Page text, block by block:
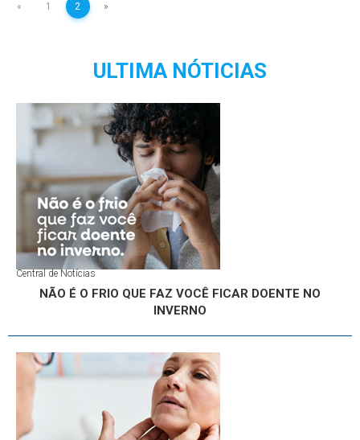
« 1 2 »
ULTIMA NÓTICIAS
Central de Notícias
NÃO É O FRIO QUE FAZ VOCÊ FICAR DOENTE NO
INVERNO